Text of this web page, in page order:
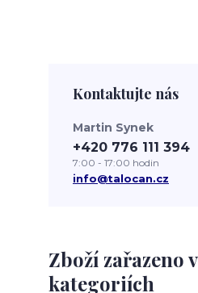
Zboží zařazeno v
kategoriích
Kontaktujte nás
Martin Synek
+420 776 111 394
7:00 - 17:00 hodin
info@talocan.cz